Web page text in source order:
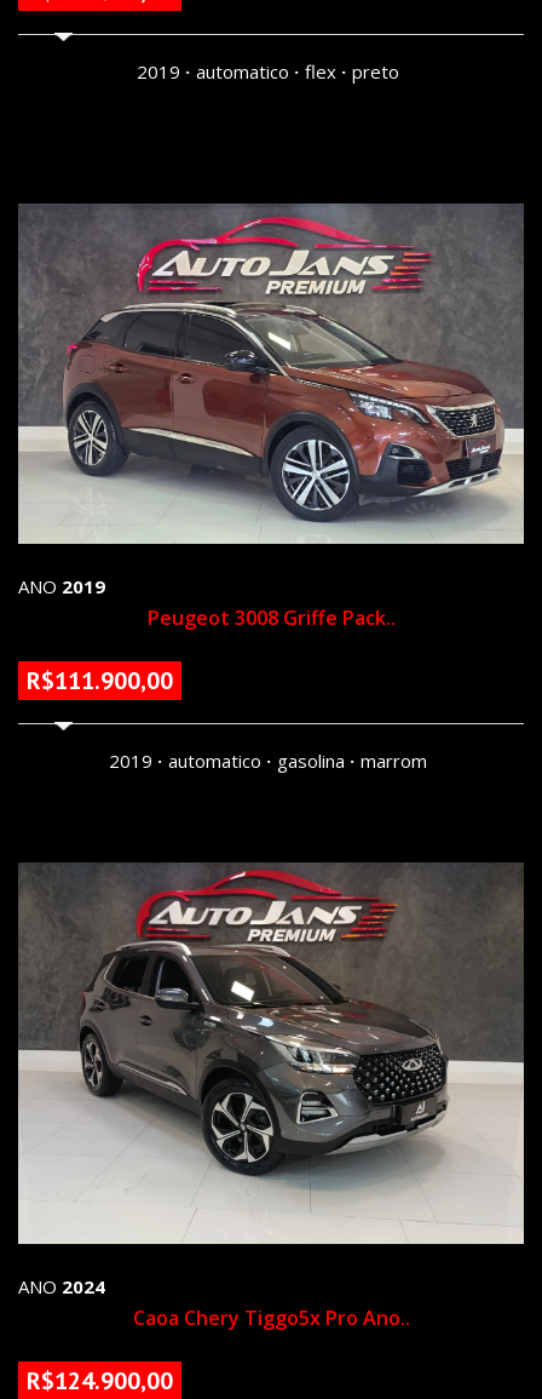
2019 automatico flex preto
ANO 2019
Peugeot 3008 Griffe Pack..
R$111.900,00
2019 automatico gasolina marrom
ANO 2024
Caoa Chery Tiggo5x Pro Ano..
R$124.900,00